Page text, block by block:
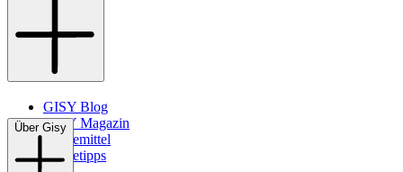
GISY Blog
GISY Magazin
Pflegemittel
Pflegetipps
Über Gisy